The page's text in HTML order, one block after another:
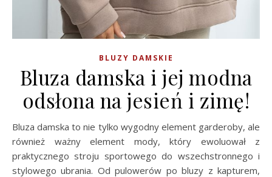
BLUZY DAMSKIE
Bluza damska i jej modna
odsłona na jesień i zimę!
Bluza damska to nie tylko wygodny element garderoby, ale
również ważny element mody, który ewoluował z
praktycznego stroju sportowego do wszechstronnego i
stylowego ubrania. Od pulowerów po bluzy z kapturem,